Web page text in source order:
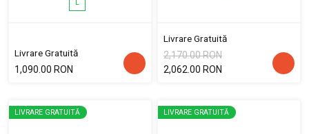
L
Livrare Gratuită
1,090.00 RON
Livrare Gratuită
2,170.00 RON
2,062.00 RON
LIVRARE GRATUITĂ LIVRARE GRATUITĂ